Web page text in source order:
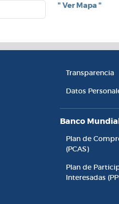
" Ver Mapa "
Transparencia
Datos
Banco
Plan de
(PCAS)
Plan de
Interesadas